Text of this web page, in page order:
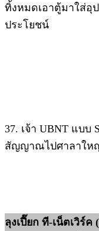
ทิ้งหมดเอาตู้มาใส่อุ
ประโยชน์
37. เจ้า UBNT แบบ
สัญญาณไปศาลาให
ลุงเปี๊ยก ที-เน็ตเวิร์ค